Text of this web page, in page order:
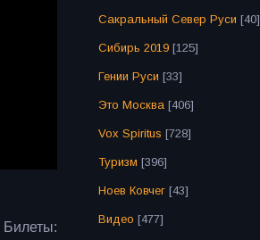
Сакральный Север Руси [40]
Сибирь 2019 [125]
Гении Руси [33]
Это Москва [406]
Vox Spiritus [728]
Туризм [396]
Ноев Ковчег [43]
Видео [477]